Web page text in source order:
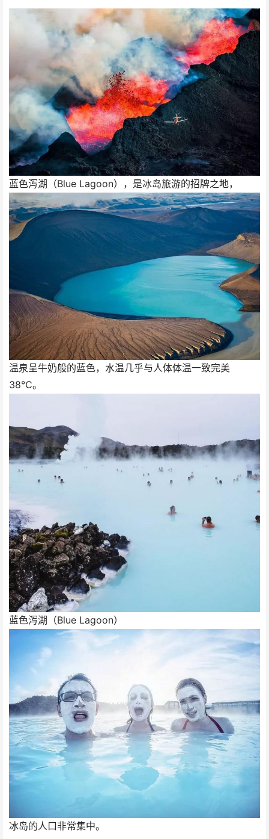
蓝色泻湖（Blue Lagoon），是冰岛旅游的招牌之地，
温泉呈牛奶般的蓝色，水温几乎与人体体温一致完美
38℃。
蓝色泻湖（Blue Lagoon）
冰岛的人口非常集中。